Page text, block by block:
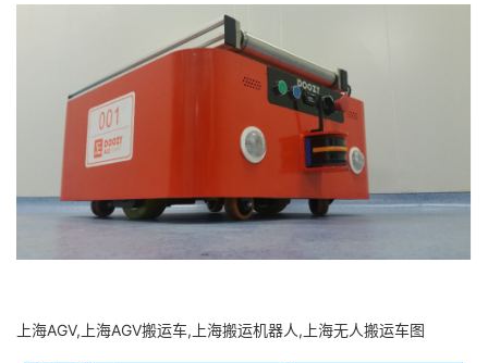
上海AGV,上海AGV搬运车,上海搬运机器人,上海无人搬运车图